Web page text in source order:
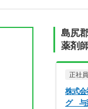
島尻
薬剤
正社員
株式
グ 与